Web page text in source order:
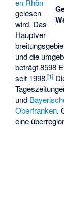
en Rhön
gelesen
wird. Das
Hauptver
und die
beträgt 8598
seit 1998.[1]
und
Oberfranken.
eine